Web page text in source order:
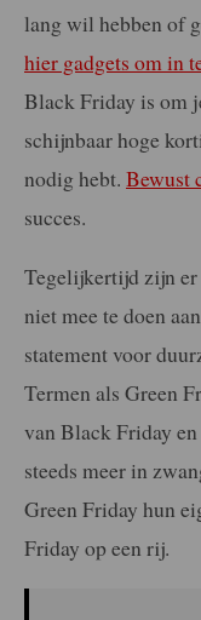
lang wil hebben of
hier gadgets om in
Black Friday is om
schijnbaar hoge
nodig hebt. Bewust
succes.
Tegelijkertijd zijn
niet mee te doen
statement voor
Termen als Green
van Black Friday
steeds meer in
Green Friday hun
Friday op een rij.